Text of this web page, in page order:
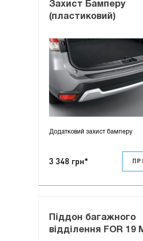
Захист Бамперу
(пластиковий)
Додатковий захист бамперу
3 348 грн*
Піддон багажного
відділення FOR 19